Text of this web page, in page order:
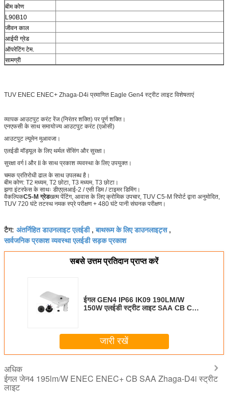
बीम कोण
L90B10
जीवन काल
आईपी ग्रेड
ऑपरेटिंग टेम.
सामग्री
TUV ENEC ENEC+ Zhaga-D4i प्रमाणित Eagle Gen4 स्ट्रीट लाइट विशेषताएं
व्यापक आउटपुट करंट रेंज (निरंतर शक्ति) पर पूर्ण शक्ति।
एनएफसी के साथ समायोज्य आउटपुट करंट (एओसी)
आउटपुट ल्यूमेन मुआवजा।
एलईडी मॉड्यूल के लिए थर्मल सेंसिंग और सुरक्षा।
सुरक्षा वर्ग I और II के साथ प्रकाश व्यवस्था के लिए उपयुक्त।
चमक प्रतिरोधी ढाल के साथ उपलब्ध है।
बीम कोण: T2 मध्यम, T2 छोटा, T3 मध्यम, T3 छोटा।
झगा इंटरफेस के साथः डीएएलआई-2 / एसी डिम / टाइमर डिमिंग।
वैकल्पिकC5-M ग्रेडखत्म पेंटिंग, आवास के लिए क्रोमिक उपचार, TUV C5-M रिपोर्ट द्वारा अनुमोदित,
TUV 720 घंटे तटस्थ नमक स्प्रे परीक्षण + 480 घंटे पानी संघनक परीक्षण।
टैग: अंतर्निहित डाउनलाइट एलईडी,बाथरूम के लिए डाउनलाइट्स,
सार्वजनिक प्रकाश व्यवस्था एलईडी सड़क प्रकाश
सबसे उत्तम प्रतिदान प्राप्त करें
ईगल GEN4 IP66 IK09 190LM/W
150W एलईडी स्ट्रीट लाइट SAA CB CE
जारी रखें
अधिक
ईगल जेन4 195lm/W ENEC ENEC+ CB SAA Zhaga-D4i स्ट्रीट
लाइट